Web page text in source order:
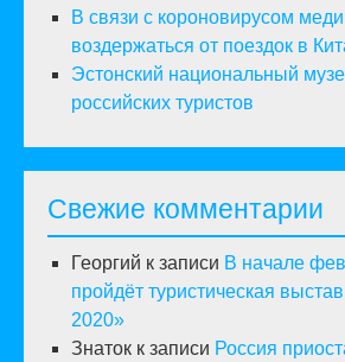
В связи с короновирусом
воздержаться от поездок в
Эстонский национальный
российских туристов
Свежие комментарии
Георгий к записи В начале
пройдёт туристическая
2020»
Знаток к записи Россия